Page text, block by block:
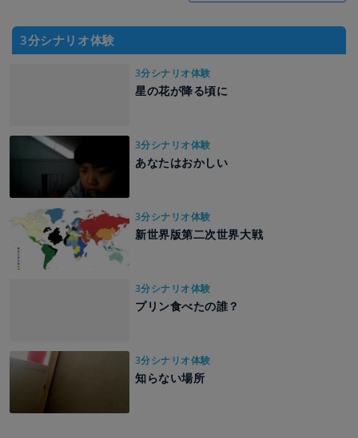
3分シナリオ体験
3分シナリオ体験
星の花が降る頃に
3分シナリオ体験
あなたはおかしい
3分シナリオ体験
新世界版第二次世界大戦
3分シナリオ体験
プリン食べたの誰？
3分シナリオ体験
知らない場所